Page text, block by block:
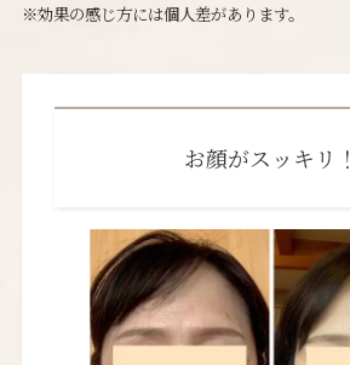
※効果の感じ方には個人差があります。
お顔がスッキリ！